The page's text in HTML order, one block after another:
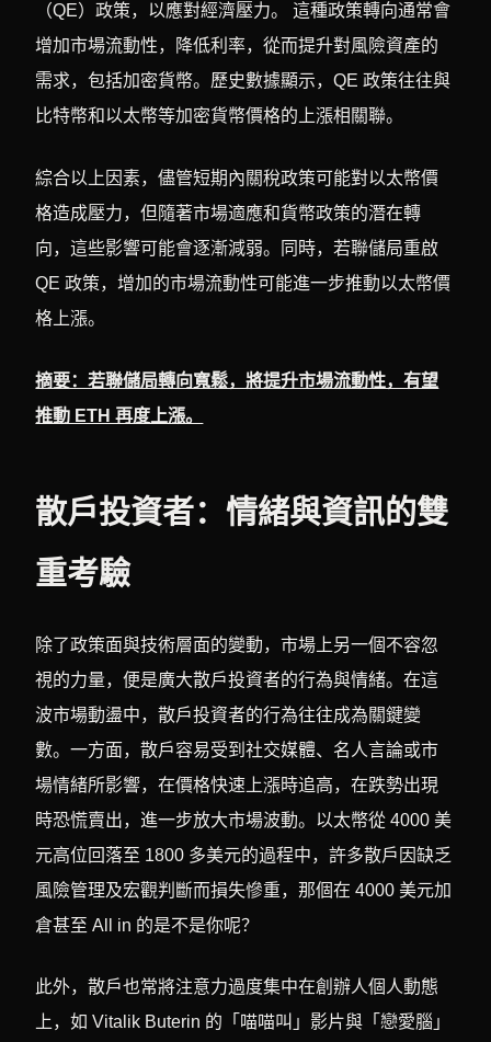
（QE）政策，以應對經濟壓力。 這種政策轉向通常會
增加市場流動性，降低利率，從而提升對風險資產的
需求，包括加密貨幣。歷史數據顯示，QE 政策往往與
比特幣和以太幣等加密貨幣價格的上漲相關聯。
綜合以上因素，儘管短期內關稅政策可能對以太幣價
格造成壓力，但隨著市場適應和貨幣政策的潛在轉
向，這些影響可能會逐漸減弱。同時，若聯儲局重啟
QE 政策，增加的市場流動性可能進一步推動以太幣價
格上漲。
摘要：若聯儲局轉向寬鬆，將提升市場流動性，有望
推動 ETH 再度上漲。
散戶投資者：情緒與資訊的雙
重考驗
除了政策面與技術層面的變動，市場上另一個不容忽
視的力量，便是廣大散戶投資者的行為與情緒。在這
波市場動盪中，散戶投資者的行為往往成為關鍵變
數。一方面，散戶容易受到社交媒體、名人言論或市
場情緒所影響，在價格快速上漲時追高，在跌勢出現
時恐慌賣出，進一步放大市場波動。以太幣從 4000 美
元高位回落至 1800 多美元的過程中，許多散戶因缺乏
風險管理及宏觀判斷而損失慘重，那個在 4000 美元加
倉甚至 All in 的是不是你呢？
此外，散戶也常將注意力過度集中在創辦人個人動態
上，如 Vitalik Buterin 的「喵喵叫」影片與「戀愛腦」